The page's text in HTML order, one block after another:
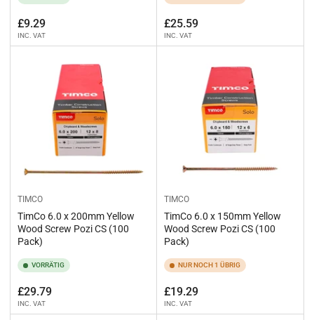
Normaler
Preis
£9.29
INC. VAT
Normaler
Preis
£25.59
INC. VAT
TIMCO
TimCo 6.0 x 200mm Yellow
Wood Screw Pozi CS (100
Pack)
VORRÄTIG
Normaler
Preis
£29.79
INC. VAT
TIMCO
TimCo 6.0 x 150mm Yellow
Wood Screw Pozi CS (100
Pack)
NUR NOCH 1 ÜBRIG
Normaler
Preis
£19.29
INC. VAT